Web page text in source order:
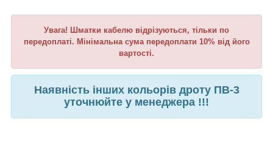
Увага! Шматки кабелю відрізуються, тільки по
передоплаті. Мінімальна сума передоплати 10% від його
вартості.
Наявність інших кольорів дроту ПВ-3
уточнюйте у менеджера !!!